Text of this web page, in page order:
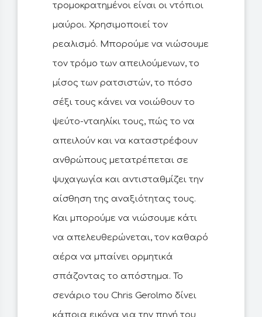
τρομοκρατημένοι είναι οι ντόπιοι
μαύροι. Χρησιμοποιεί τον
ρεαλισμό. Μπορούμε να νιώσουμε
τον τρόμο των απειλούμενων, το
μίσος των ρατσιστών, το πόσο
σέξι τους κάνει να νοιώθουν το
ψεύτο-νταηλίκι τους, πώς το να
απειλούν και να καταστρέφουν
ανθρώπους μετατρέπεται σε
ψυχαγωγία και αντισταθμίζει την
αίσθηση της αναξιότητας τους.
Και μπορούμε να νιώσουμε κάτι
να απελευθερώνεται, τον καθαρό
αέρα να μπαίνει ορμητικά
σπάζοντας το απόστημα. Το
σενάριο του Chris Gerolmo δίνει